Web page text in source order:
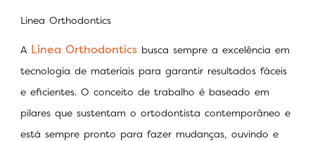
Linea Orthodontics
A Linea Orthodontics busca sempre a excelência em
tecnologia de materiais para garantir resultados fáceis
e eficientes. O conceito de trabalho é baseado em
pilares que sustentam o ortodontista contemporâneo e
está sempre pronto para fazer mudanças, ouvindo e